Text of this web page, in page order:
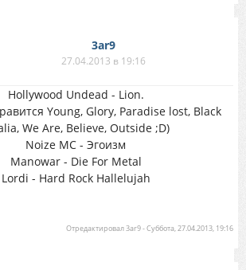
3ar9
27.04.2013 в 19:16
Hollywood Undead - Lion.
Young, Glory, Paradise lost, Black
We Are, Believe, Outside ;D)
Noize MC - Эгоизм
Manowar - Die For Metal
Lordi - Hard Rock Hallelujah
Отредактировал3ar9-Суббота, 27.04.2013, 19:16